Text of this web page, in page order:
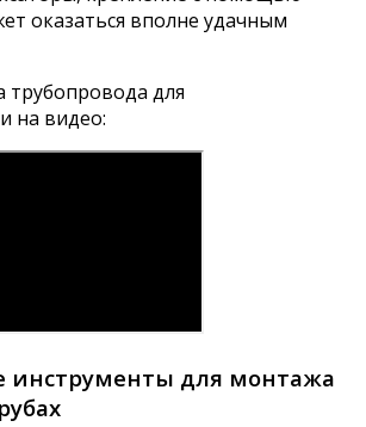
оказаться вполне удачным
для
на видео:
инструменты для монтажа